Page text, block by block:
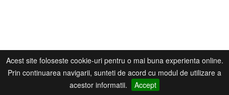
Acest site foloseste cookie-uri pentru o mai buna experienta online.
Prin continuarea navigarii, sunteti de acord cu modul de utilizare a
acestor informatii.
Accept